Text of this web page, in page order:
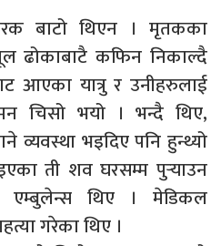
बाटो थिएन । मृतकका
ढोकाबाटै कफिन निकाल्दै
आएका यात्रु र उनीहरुलाई
चिसो भयो । भन्दै थिए,
व्यवस्था भइदिए पनि हुन्थ्यो
ती शव घरसम्म पुर्‍याउन
थिए । मेडिकल
गरेका थिए ।